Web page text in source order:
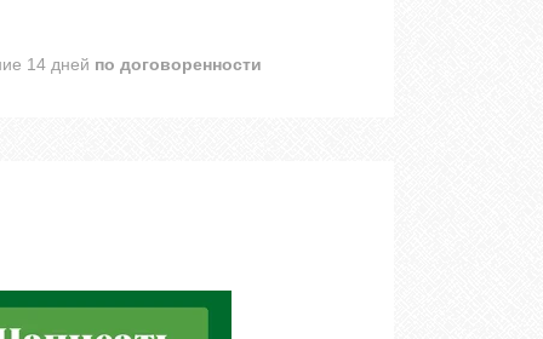
14 дней по договоренности